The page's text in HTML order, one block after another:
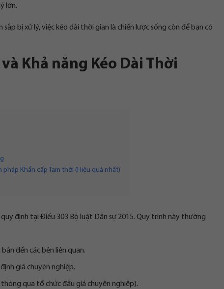
lớn.
bị xử lý, việc kéo dài thời gian là chiến lược sống còn để bạn có
Khả năng Kéo Dài Thời
pháp Khẩn cấp Tạm thời (Hiệu quả nhất)
định tại Điều 303 Bộ luật Dân sự 2015. Quy trình này thường
đến các bên liên quan.
giá chuyên nghiệp.
qua tổ chức đấu giá chuyên nghiệp).